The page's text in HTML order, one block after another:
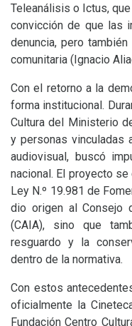
Teleanálisis o Ictus,
convicción de que las
denuncia, pero
comunitaria (Ignacio
Con el retorno a la
forma institucional.
Cultura del Ministerio
y personas vinculadas
audiovisual, buscó
nacional. El proyecto
Ley N.º 19.981 de
dio origen al Consejo
(CAIA), sino que
resguardo y la
dentro de la normativa.
Con estos
oficialmente la
Fundación Centro